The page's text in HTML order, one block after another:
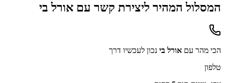
המסלול המהיר ליצירת קשר עם אורל בי
הכי מהר עם אורל בי נכון לעכשיו דרך
טלפון